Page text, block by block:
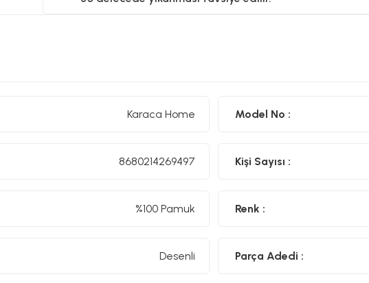
Karaca Home Model No :
8680214269497 Kişi Sayısı :
%100 Pamuk Renk :
Desenli Parça Adedi :